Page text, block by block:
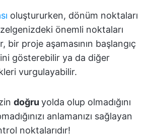
oluştururken, dönüm noktaları
önemli noktaları
bir proje aşamasının başlangıç
gösterebilir ya da diğer
vurgulayabilir.
doğru yolda olup olmadığını
anlamanızı sağlayan
noktalarıdır!